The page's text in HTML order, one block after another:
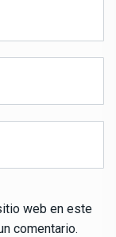
web en este
comentario.